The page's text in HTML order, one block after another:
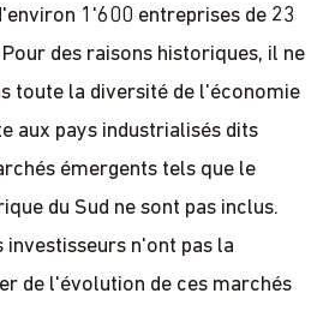
1'600 entreprises de 23
des raisons historiques, il ne
toute la diversité de l'économie
aux pays industrialisés dits
émergents tels que le
du Sud ne sont pas inclus.
investisseurs n'ont pas la
de l'évolution de ces marchés